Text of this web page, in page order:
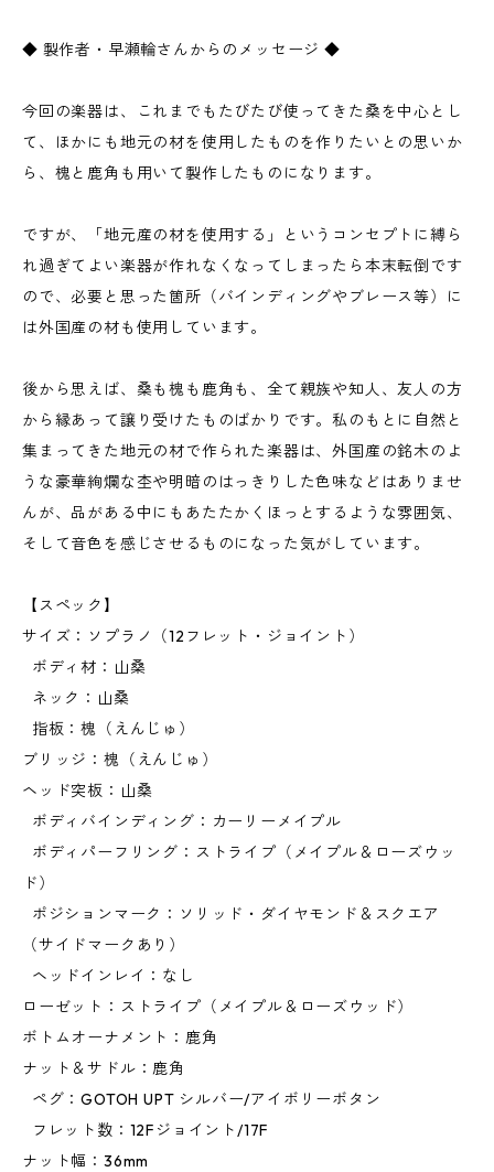
◆ 製作者・早瀬輪さんからのメッセージ ◆
今回の楽器は、これまでもたびたび使ってきた桑を中心とし
て、ほかにも地元の材を使用したものを作りたいとの思いか
ら、槐と鹿角も用いて製作したものになります。
ですが、「地元産の材を使用する」というコンセプトに縛ら
れ過ぎてよい楽器が作れなくなってしまったら本末転倒です
ので、必要と思った箇所（バインディングやブレース等）に
は外国産の材も使用しています。
後から思えば、桑も槐も鹿角も、全て親族や知人、友人の方
から縁あって譲り受けたものばかりです。私のもとに自然と
集まってきた地元の材で作られた楽器は、外国産の銘木のよ
うな豪華絢爛な杢や明暗のはっきりした色味などはありませ
んが、品がある中にもあたたかくほっとするような雰囲気、
そして音色を感じさせるものになった気がしています。
【スペック】
サイズ：ソプラノ（12フレット・ジョイント）
ボディ材：山桑
ネック：山桑
指板：槐（えんじゅ）
ブリッジ：槐（えんじゅ）
ヘッド突板：山桑
ボディバインディング：カーリーメイプル
ボディパーフリング：ストライプ（メイプル＆ローズウッ
ド）
ポジションマーク：ソリッド・ダイヤモンド＆スクエア
（サイドマークあり）
ヘッドインレイ：なし
ローゼット：ストライプ（メイプル＆ローズウッド）
ボトムオーナメント：鹿角
ナット＆サドル：鹿角
ペグ：GOTOH UPT シルバー/アイボリーボタン
フレット数：12Fジョイント/17F
ナット幅：36mm